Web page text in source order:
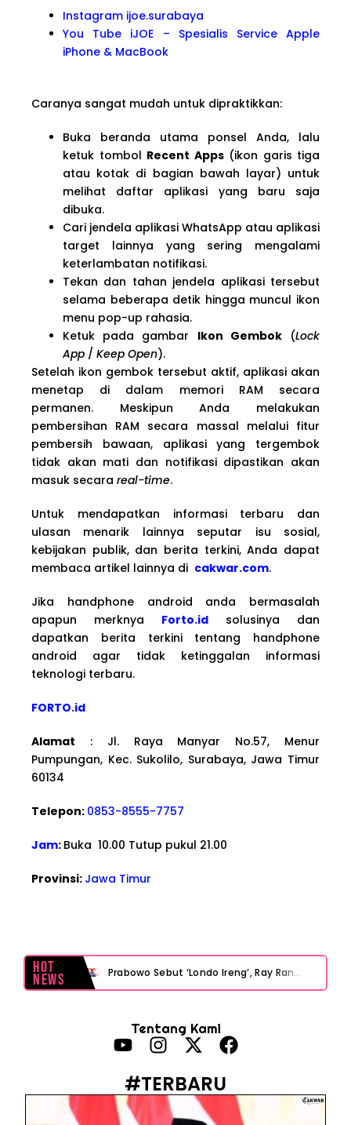
Instagram ijoe.surabaya
You Tube iJOE – Spesialis Service Apple
iPhone & MacBook
Caranya sangat mudah untuk dipraktikkan:
Buka beranda utama ponsel Anda, lalu
ketuk tombol Recent Apps(ikon garis tiga
atau kotak di bagian bawah layar) untuk
melihat daftar aplikasi yang baru saja
dibuka.
Cari jendela aplikasi WhatsApp atau aplikasi
target lainnya yang sering mengalami
keterlambatan notifikasi.
Tekan dan tahan jendela aplikasi tersebut
selama beberapa detik hingga muncul ikon
menu pop-up rahasia.
Ketuk pada gambar Ikon Gembok(Lock
App / Keep Open).
Setelah ikon gembok tersebut aktif, aplikasi akan
menetap di dalam memori RAM secara
permanen. Meskipun Anda melakukan
pembersihan RAM secara massal melalui fitur
pembersih bawaan, aplikasi yang tergembok
tidak akan mati dan notifikasi dipastikan akan
masuk secara real-time.
Untuk mendapatkan informasi terbaru dan
ulasan menarik lainnya seputar isu sosial,
kebijakan publik, dan berita terkini, Anda dapat
membaca artikel lainnya di cakwar.com.
Jika handphone android anda bermasalah
apapun merknya Forto.id solusinya dan
dapatkan berita terkini tentang handphone
android agar tidak ketinggalan informasi
teknologi terbaru.
FORTO.id
Alamat : Jl. Raya Manyar No.57, Menur
Pumpungan, Kec. Sukolilo, Surabaya, Jawa Timur
60134
Telepon: 0853-8555-7757
Jam: Buka 10.00 Tutup pukul 21.00
Provinsi: Jawa Timur
Hot
News Prabowo Sebut ‘Londo Ireng’, Ray Rangkuti Desak DPR Bersikap, Ini Ulasan Politiknya
Baterai Apple Watch Cepat Boros? Ini Penyebab dan Cara Mengatasinya
Tentang Kami
#TERBARU